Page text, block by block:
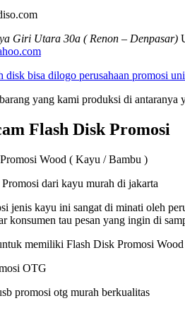
Giri Utara 30a ( Renon – Denpasar)
disk bisa dilogo perusahaan promosi
yang kami produksi di antaranya
Flash Disk Promosi
Wood ( Kayu / Bambu )
jenis kayu ini sangat di minati oleh
konsumen tau pesan yang ingin di
memiliki Flash Disk Promosi
OTG